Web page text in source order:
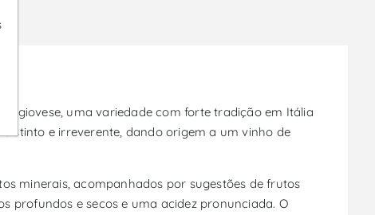
uma variedade com forte tradição em Itália
e irreverente, dando origem a um vinho de
minerais, acompanhados por sugestões de frutos
profundos e secos e uma acidez pronunciada. O